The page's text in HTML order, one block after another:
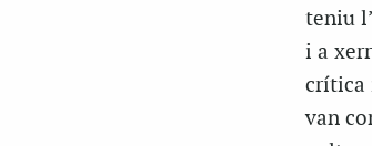
teniu
i a
crítica
van